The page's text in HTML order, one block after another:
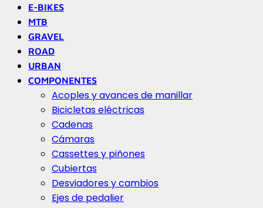
E-BIKES
MTB
GRAVEL
ROAD
URBAN
COMPONENTES
Acoples y avances de manillar
Bicicletas eléctricas
Cadenas
Cámaras
Cassettes y piñones
Cubiertas
Desviadores y cambios
Ejes de pedalier